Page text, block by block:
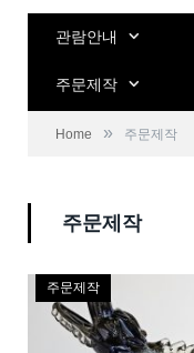
관람안내
주문제작
Home » 주문제작
주문제작
주문제작